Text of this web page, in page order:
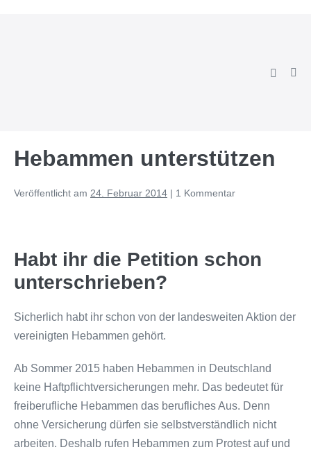
Suche-
Hebammen unterstützen
Veröffentlicht am 24. Februar 2014 | 1 Kommentar
Habt ihr die Petition schon
unterschrieben?
Sicherlich habt ihr schon von der landesweiten Aktion der
vereinigten Hebammen gehört.
Ab Sommer 2015 haben Hebammen in Deutschland
keine Haftpflichtversicherungen mehr. Das bedeutet für
freiberufliche Hebammen das berufliches Aus. Denn
ohne Versicherung dürfen sie selbstverständlich nicht
arbeiten. Deshalb rufen Hebammen zum Protest auf und